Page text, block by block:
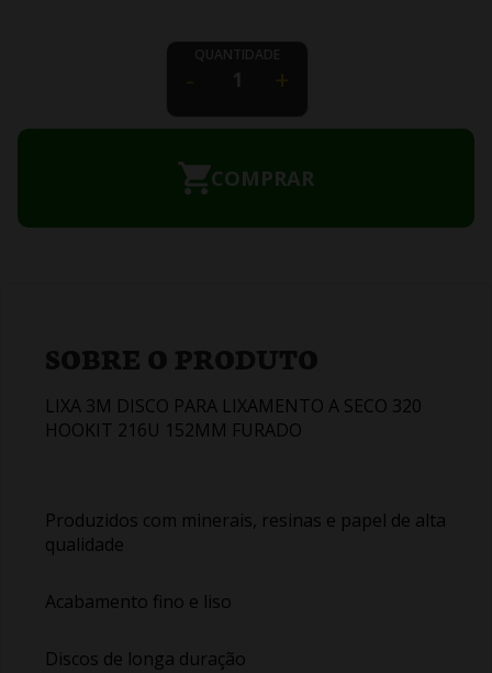
COMPRAR
SOBRE O PRODUTO
LIXA 3M DISCO PARA LIXAMENTO A SECO 320
HOOKIT 216U 152MM FURADO
Produzidos com minerais, resinas e papel de alta
qualidade
Acabamento fino e liso
Discos de longa duração